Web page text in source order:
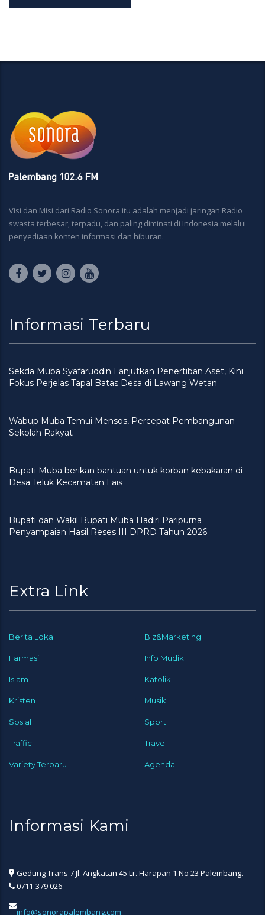
Visi dan Misi dari Radio Sonora itu adalah menjadi jaringan Radio
swasta terbesar, terpadu, dan paling diminati di Indonesia melalui
penyediaan konten informasi dan hiburan.
Informasi Terbaru
Sekda Muba Syafaruddin Lanjutkan Penertiban Aset, Kini
Fokus Perjelas Tapal Batas Desa di Lawang Wetan
Wabup Muba Temui Mensos, Percepat Pembangunan
Sekolah Rakyat
Bupati Muba berikan bantuan untuk korban kebakaran di
Desa Teluk Kecamatan Lais
Bupati dan Wakil Bupati Muba Hadiri Paripurna
Penyampaian Hasil Reses III DPRD Tahun 2026
Extra Link
Berita Lokal Biz&Marketing
Farmasi Info Mudik
Islam Katolik
Kristen Musik
Sosial Sport
Traffic Travel
Variety Terbaru Agenda
Informasi Kami
Gedung Trans 7 Jl. Angkatan 45 Lr. Harapan 1 No 23 Palembang.
0711-379 026
info@sonorapalembang.com